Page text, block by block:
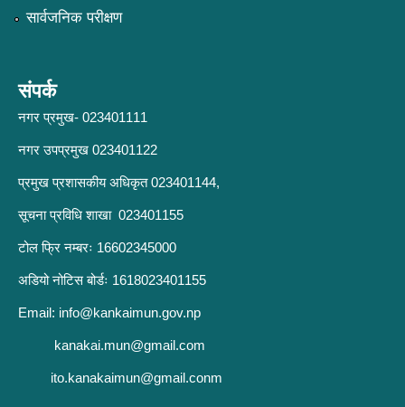
सार्वजनिक परीक्षण
संपर्क
नगर प्रमुख- 023401111
नगर उपप्रमुख 023401122
प्रमुख प्रशासकीय अधिकृत 023401144,
सूचना प्रविधि शाखा 023401155
टोल फ्रि नम्बरः 16602345000
अडियो नोटिस बोर्डः 1618023401155
Email: info@kankaimun.gov.np
kanakai.mun@gmail.com
ito.kanakaimun@gmail.conm